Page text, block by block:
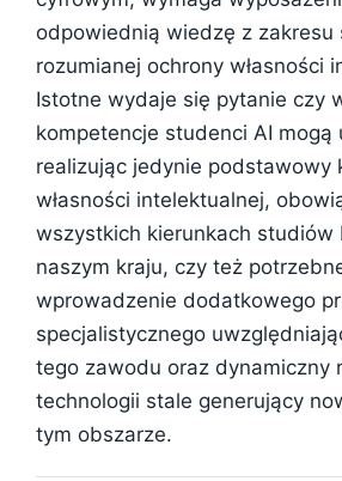
odpowiednią wiedzę z zakresu
rozumianej ochrony własności
Istotne wydaje się pytanie czy
kompetencje studenci AI mogą
realizując jedynie podstawowy
własności intelektualnej,
wszystkich kierunkach studiów
naszym kraju, czy też
wprowadzenie dodatkowego
specjalistycznego
tego zawodu oraz dynamiczny
technologii stale generujący
tym obszarze.